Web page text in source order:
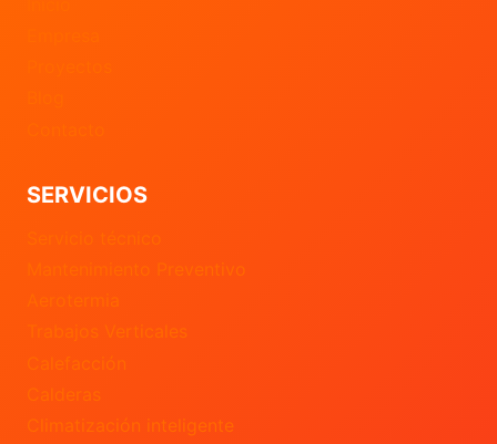
SERVICIOS
Mantenimiento Preventivo
Trabajos Verticales
Calefacción
Calderas
Climatización inteligente